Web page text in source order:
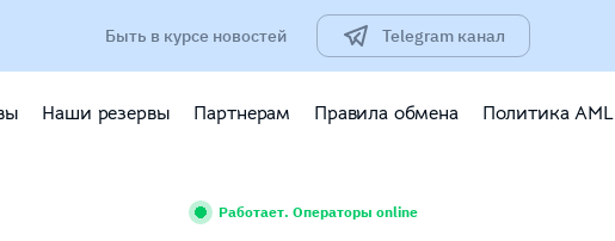
Быть в курсе новостей Telegram канал
Наши резервы Партнерам Правила обмена Политика AML
Работает. Операторы online